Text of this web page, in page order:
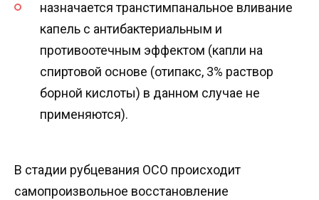
назначается транстимпанальное вливание
капель с антибактериальным и
противоотечным эффектом (капли на
спиртовой основе (отипакс, 3% раствор
борной кислоты) в данном случае не
применяются).
В стадии рубцевания ОСО происходит
самопроизвольное восстановление